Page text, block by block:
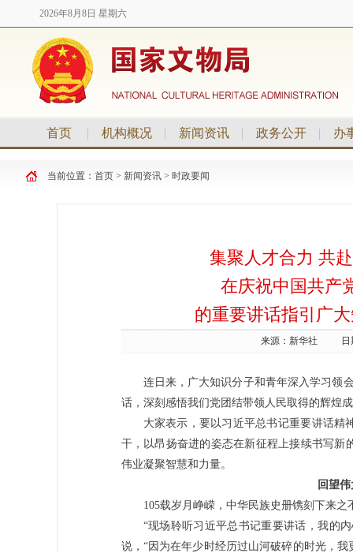
2026年8月8日 星期六
首页 | 机构概况 | 新闻资讯 | 政务公开 | 办
当前位置： 首页 > 新闻资讯 > 时政要闻
集聚人才合力 共
在庆祝中国共产
的重要讲话指引广
来源： 新华社
连日来，广大知识分子和青年深入学习领
话，深刻感悟我们党团结带领人民取得的辉煌
大家表示，要以习近平总书记重要讲话精
干，以昂扬奋进的姿态在新征程上接续书写
伟业凝聚智慧和力量。
回望
105载岁月峥嵘，中华民族史册镌刻下来之
“现场聆听习近平总书记重要讲话，我的
说，“因为在年少时经历过山河破碎的时光，